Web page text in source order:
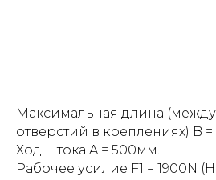
Максимальная длина
отверстий в креплениях) B =
Ход штока A = 500мм.
Рабочее усилие F1 = 1900N